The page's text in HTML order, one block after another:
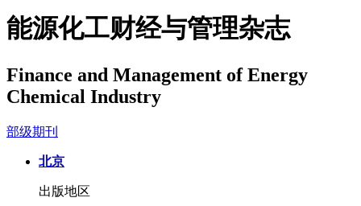
能源化工财经与管理杂志
Finance and Management of Energy
Chemical Industry
部级期刊
北京
出版地区